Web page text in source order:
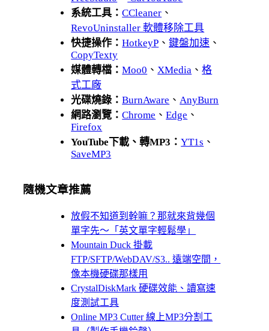
系統工具：CCleaner 、
RevoUninstaller 軟體移除工具
快捷操作：HotkeyP 、鍵盤加速 、
CopyTexty
媒體轉檔：Moo0 、 XMedia 、格
式工廠
光碟燒錄：BurnAware 、 AnyBurn
網路瀏覽：Chrome 、Edge 、
Firefox
YouTube下載、轉MP3：YT1s 、
SaveMP3
隨機文章推薦
放假不知道到幹嘛？那就來背幾個
單字先～「英文單字輕鬆學」
Mountain Duck 掛載
FTP/SFTP/WebDAV/S3.. 遠端空間，
像本機硬碟那樣用
CrystalDiskMark 硬碟效能、讀寫速
度測試工具
Online MP3 Cutter 線上MP3分割工